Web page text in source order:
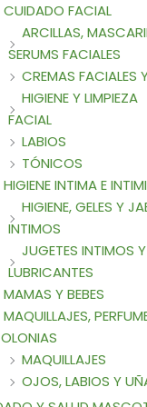
CUIDADO FACIAL
ARCILLAS,
SERUMS FACIALES
CREMAS FACIALES
HIGIENE Y LIMPIEZA
FACIAL
LABIOS
TÓNICOS
HIGIENE INTIMA E
HIGIENE, GELES Y
INTIMOS
JUGETES INTIMOS Y
LUBRICANTES
MAMAS Y BEBES
MAQUILLAJES,
MAQUILLAJES
OJOS, LABIOS Y